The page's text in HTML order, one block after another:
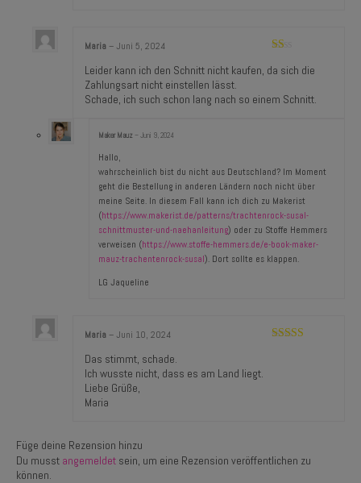
mit
von
5
Maria – Juni 5, 2024
Leider kann ich den Schnitt nicht kaufen, da sich die
Zahlungsart nicht einstellen lässt.
Schade, ich such schon lang nach so einem Schnitt.
Maker Mauz – Juni 9, 2024
Hallo,
wahrscheinlich bist du nicht aus Deutschland? Im Moment
geht die Bestellung in anderen Ländern noch nicht über
meine Seite. In diesem Fall kann ich dich zu Makerist
(https://www.makerist.de/patterns/trachtenrock-susal-
schnittmuster-und-naehanleitung) oder zu Stoffe Hemmers
verweisen (https://www.stoffe-hemmers.de/e-book-maker-
mauz-trachentenrock-susal). Dort sollte es klappen.
LG Jaqueline
Maria – Juni 10, 2024
Das stimmt, schade.
Ich wusste nicht, dass es am Land liegt.
Liebe Grüße,
Maria
Füge deine Rezension hinzu
Du musst angemeldet sein, um eine Rezension veröffentlichen zu
können.